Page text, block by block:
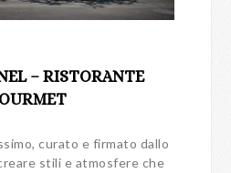
– RISTORANTE
curato e firmato dallo
stili e atmosfere che